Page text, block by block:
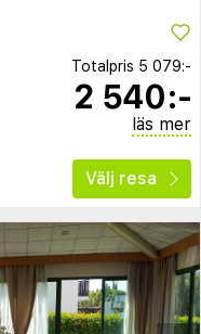
Totalpris 5 079:-
2 540:-
läs mer
Välj resa